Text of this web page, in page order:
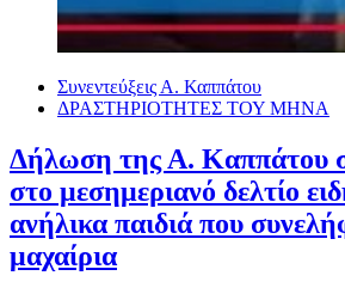
Συνεντεύξεις Α. Καππάτου
ΔΡΑΣΤΗΡΙΟΤΗΤΕΣ ΤΟΥ ΜΗΝΑ
Δήλωση της Α. Καππάτου
στο μεσημεριανό δελτίο
ανήλικα παιδιά που
μαχαίρια